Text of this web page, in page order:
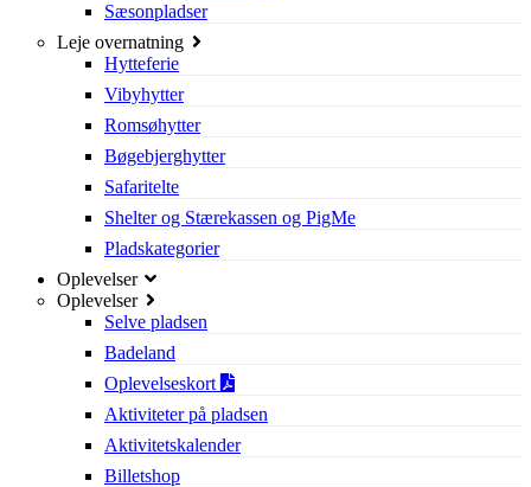
Sæsonpladser
Leje overnatning
Hytteferie
Vibyhytter
Romsøhytter
Bøgebjerghytter
Safaritelte
Shelter og Stærekassen og PigMe
Pladskategorier
Oplevelser
Oplevelser
Selve pladsen
Badeland
Oplevelseskort
Aktiviteter på pladsen
Aktivitetskalender
Billetshop